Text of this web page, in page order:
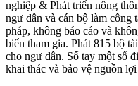
nghiệp & Phát triển nông
ngư dân và cán bộ làm công
pháp, không báo cáo và
biển tham gia. Phát 815 bộ
cho ngư dân. Sổ tay một số
khai thác và bảo vệ nguồn